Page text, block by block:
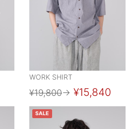
WORK SHIRT
¥19,800→ ¥15,840
SALE